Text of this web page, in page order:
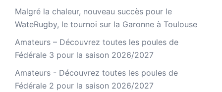
Malgré la chaleur, nouveau succès pour le
WateRugby, le tournoi sur la Garonne à Toulouse
Amateurs – Découvrez toutes les poules de
Fédérale 3 pour la saison 2026/2027
Amateurs - Découvrez toutes les poules de
Fédérale 2 pour la saison 2026/2027